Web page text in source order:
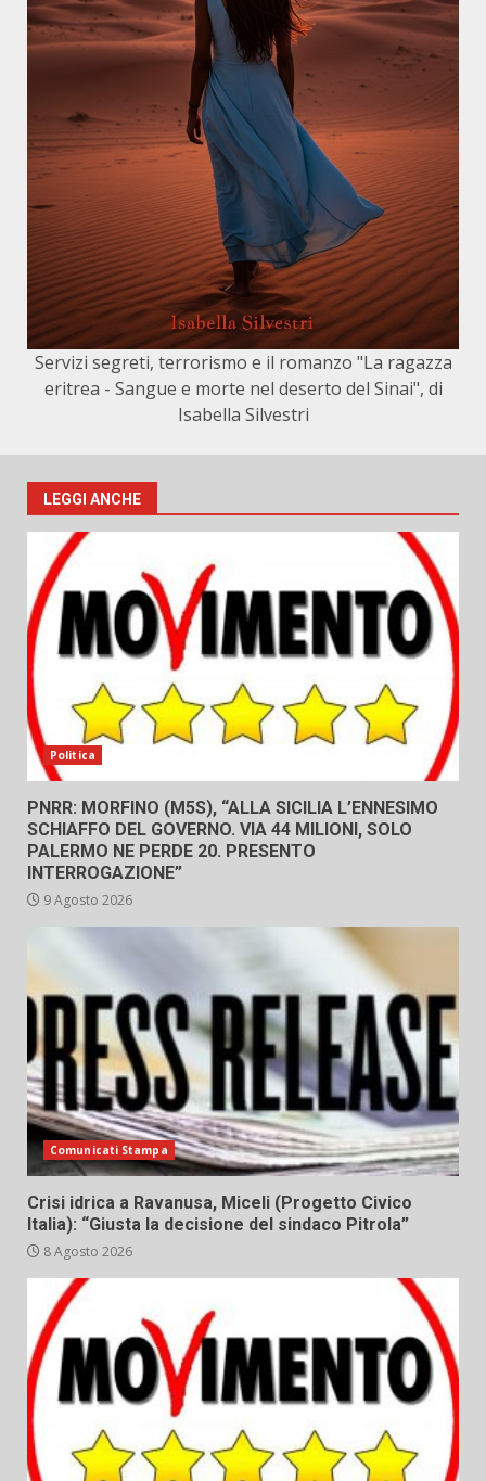
Servizi segreti, terrorismo e il romanzo "La ragazza
eritrea - Sangue e morte nel deserto del Sinai", di
Isabella Silvestri
LEGGI ANCHE
Politica
PNRR: MORFINO (M5S), “ALLA SICILIA L’ENNESIMO
SCHIAFFO DEL GOVERNO. VIA 44 MILIONI, SOLO
PALERMO NE PERDE 20. PRESENTO
INTERROGAZIONE”
9 Agosto 2026
Comunicati Stampa
Crisi idrica a Ravanusa, Miceli (Progetto Civico
Italia): “Giusta la decisione del sindaco Pitrola”
8 Agosto 2026